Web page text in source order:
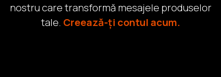
nostru care transformă mesajele produselor
tale. Creează-ți contul acum.